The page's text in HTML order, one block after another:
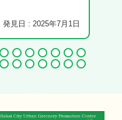
発見日 : 2025年7月1日